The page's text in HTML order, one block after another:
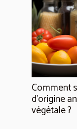
Comment
d’origine
végétale ?